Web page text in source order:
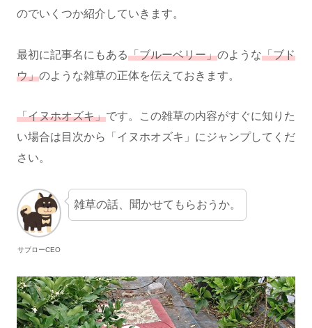
のでいくつか紹介していきます。
最初に記事名にもある「ブルーベリー」のような「ブド
ウ」のような雑草の正体を伝えておきます。
「イヌホオズキ」です。この雑草の内容がすぐに知りた
い場合は目次から「イヌホオズキ」にジャンプしてくだ
さい。
サブローCEO
雑草の話、聞かせてもらおうか。